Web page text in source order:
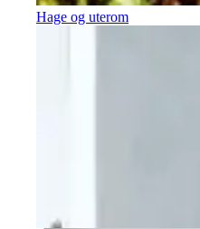
Hage og uterom